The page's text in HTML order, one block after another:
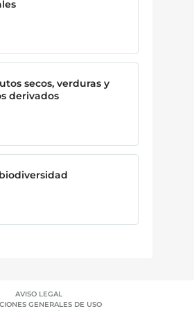
secos, verduras y
derivados
AVISO LEGAL
GENERALES DE USO